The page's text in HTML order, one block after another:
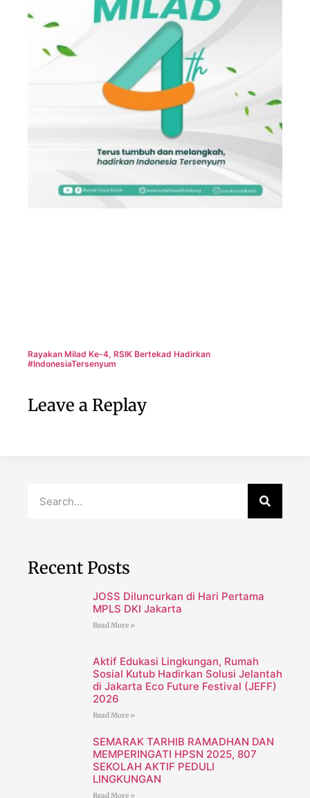
Rayakan Milad Ke-4, RSIK Bertekad Hadirkan
#IndonesiaTersenyum
Leave a Replay
Recent Posts
JOSS Diluncurkan di Hari Pertama
MPLS DKI Jakarta
Read More »
Aktif Edukasi Lingkungan, Rumah
Sosial Kutub Hadirkan Solusi Jelantah
di Jakarta Eco Future Festival (JEFF)
2026
Read More »
SEMARAK TARHIB RAMADHAN DAN
MEMPERINGATI HPSN 2025, 807
SEKOLAH AKTIF PEDULI
LINGKUNGAN
Read More »